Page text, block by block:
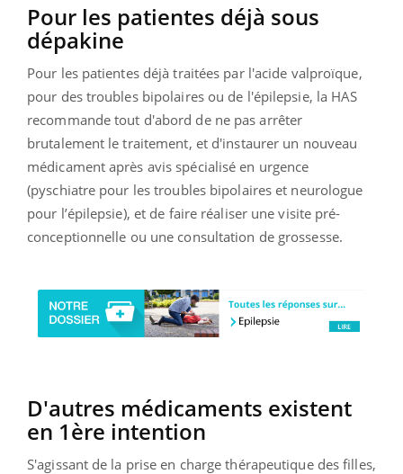
Pour les patientes déjà sous
dépakine
Pour les patientes déjà traitées par l'acide valproïque,
pour des troubles bipolaires ou de l'épilepsie, la HAS
recommande tout d'abord de ne pas arrêter
brutalement le traitement, et d'instaurer un nouveau
médicament après avis spécialisé en urgence
(pyschiatre pour les troubles bipolaires et neurologue
pour l’épilepsie), et de faire réaliser une visite pré-
conceptionnelle ou une consultation de grossesse.
D'autres médicaments existent
en 1ère intention
S'agissant de la prise en charge thérapeutique des filles,